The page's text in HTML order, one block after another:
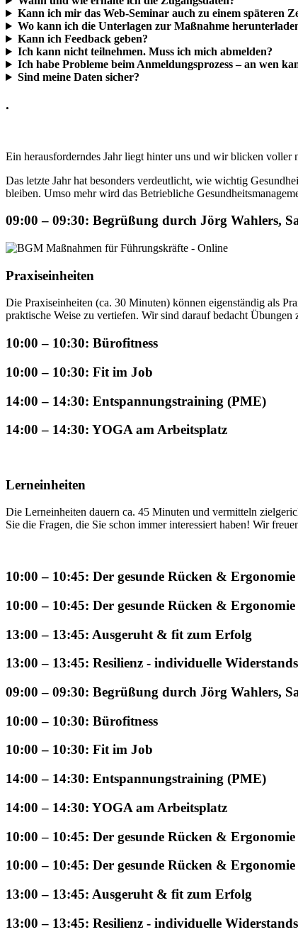
Kann ich mir das Web-Seminar auch zu einem späteren
Wo kann ich die Unterlagen zur Maßnahme
Kann ich Feedback geben?
Ich kann nicht teilnehmen. Muss ich mich abmelden?
Ich habe Probleme beim Anmeldungsprozess – an wen
Sind meine Daten sicher?
.
Ein herausforderndes Jahr liegt hinter uns und wir blicken
Das letzte Jahr hat besonders verdeutlicht, wie wichtig
bleiben. Umso mehr wird das Betriebliche
09:00 – 09:30: Begrüßung durch Jörg Wahlers,
Praxiseinheiten
Die Praxiseinheiten (ca. 30 Minuten) können eigenständig als
praktische Weise zu vertiefen. Wir sind darauf bedacht
10:00 – 10:30: Bürofitness
10:00 – 10:30: Fit im Job
14:00 – 14:30: Entspannungstraining (PME)
14:00 – 14:30: YOGA am Arbeitsplatz
Lerneinheiten
Die Lerneinheiten dauern ca. 45 Minuten und vermitteln
Sie die Fragen, die Sie schon immer interessiert haben! Wir
10:00 – 10:45: Der gesunde Rücken &
10:00 – 10:45: Der gesunde Rücken &
13:00 – 13:45: Ausgeruht & fit zum Erfolg
13:00 – 13:45: Resilienz - individuelle
09:00 – 09:30: Begrüßung durch Jörg Wahlers,
10:00 – 10:30: Bürofitness
10:00 – 10:30: Fit im Job
14:00 – 14:30: Entspannungstraining (PME)
14:00 – 14:30: YOGA am Arbeitsplatz
10:00 – 10:45: Der gesunde Rücken &
10:00 – 10:45: Der gesunde Rücken &
13:00 – 13:45: Ausgeruht & fit zum Erfolg
13:00 – 13:45: Resilienz - individuelle